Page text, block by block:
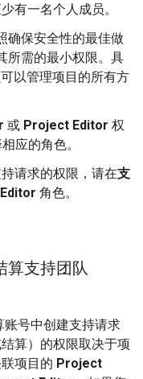
有一名个人成员。
确保安全性的最佳做
所需的最小权限。具
以管理项目的所有方
或 Project Editor 权
应的角色。
请求的权限，请在支
角色。
算支持团队
号中创建支持请求
算）的权限取决于项
项目的 Project